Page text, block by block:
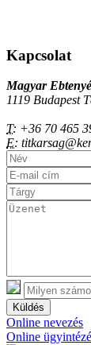
Kapcsolat
Magyar
1119 Budapest
T: +36 70 465
E:
Küldés
Online nevezés
Online